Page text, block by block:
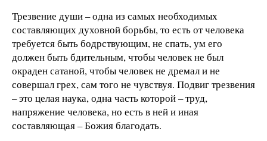
Трезвение души – одна из самых необходимых
составляющих духовной борьбы, то есть от человека
требуется быть бодрствующим, не спать, ум его
должен быть бдительным, чтобы человек не был
окраден сатаной, чтобы человек не дремал и не
совершал грех, сам того не чувствуя. Подвиг трезвения
– это целая наука, одна часть которой – труд,
напряжение человека, но есть в ней и иная
составляющая – Божия благодать.